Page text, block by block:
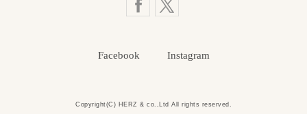
Facebook Instagram
Copyright(C) HERZ & co.,Ltd All rights reserved.